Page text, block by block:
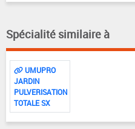
Spécialité similaire à
UMUPRO
JARDIN
PULVERISATION
TOTALE SX